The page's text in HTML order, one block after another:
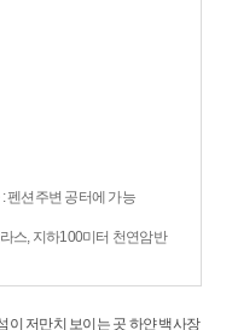
펜션주변 공터에 가능
스, 지하100미터 천연암반
이 저만치 보이는 곳 하얀 백사장